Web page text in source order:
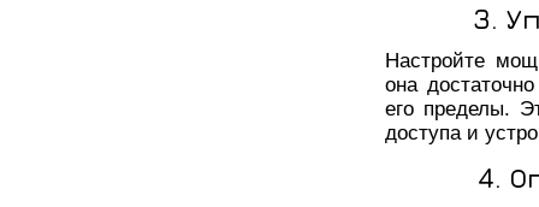
3.
Настройте
она
его пределы.
доступа и
4.